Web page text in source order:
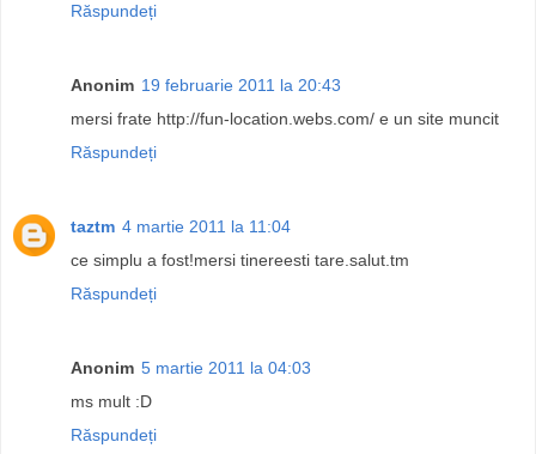
Răspundeți
Anonim 19 februarie 2011 la 20:43
mersi frate http://fun-location.webs.com/ e un site muncit
Răspundeți
taztm 4 martie 2011 la 11:04
ce simplu a fost!mersi tinereesti tare.salut.tm
Răspundeți
Anonim 5 martie 2011 la 04:03
ms mult :D
Răspundeți